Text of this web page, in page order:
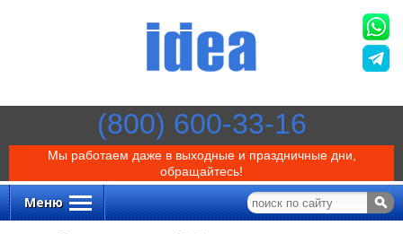
(800) 600-33-16
Мы работаем даже в выходные и праздничные дни,
обращайтесь!
Меню